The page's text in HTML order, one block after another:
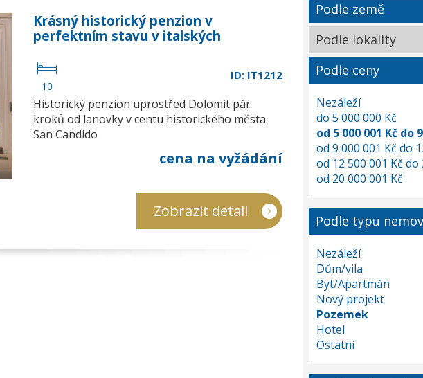
Krásný historický penzion v
perfektním stavu v italských
10
ID: IT1212
Historický penzion uprostřed Dolomit pár
kroků od lanovky v centu historického města
San Candido
cena na vyžádání
Zobrazit detail
Podle země
Podle lokality
Podle ceny
Nezáleží
do 5 000 000 Kč
od 5 000 001 Kč do
od 9 000 001 Kč do
od 12 500 001 Kč do
od 20 000 001 Kč
Podle typu
Nezáleží
Dům/vila
Byt/Apartmán
Nový projekt
Pozemek
Hotel
Ostatní